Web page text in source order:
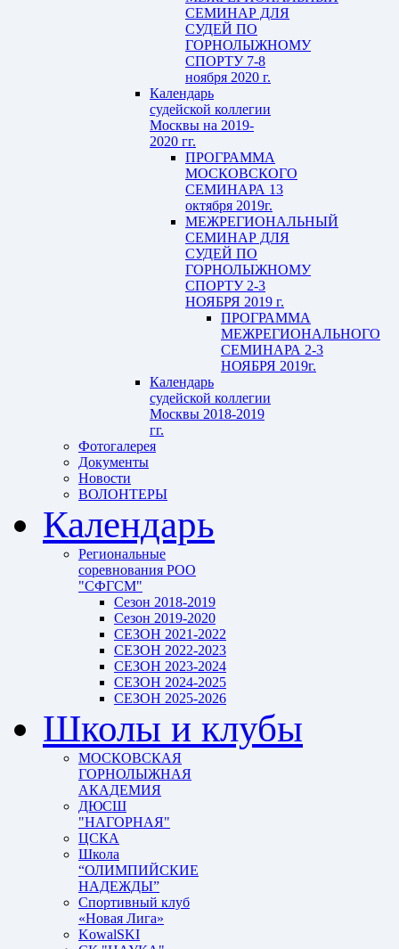
СЕМИНАР ДЛЯ
СУДЕЙ ПО
ГОРНОЛЫЖНОМУ
СПОРТУ 7-8
ноября 2020 г.
Календарь
судейской коллегии
Москвы на 2019-
2020 гг.
ПРОГРАММА
МОСКОВСКОГО
СЕМИНАРА 13
октября 2019г.
МЕЖРЕГИОНАЛЬНЫЙ
СЕМИНАР ДЛЯ
СУДЕЙ ПО
ГОРНОЛЫЖНОМУ
СПОРТУ 2-3
НОЯБРЯ 2019 г.
ПРОГРАММА
МЕЖРЕГИОНАЛЬНОГО
СЕМИНАРА 2-3
НОЯБРЯ 2019г.
Календарь
судейской коллегии
Москвы 2018-2019
гг.
Фотогалерея
Документы
Новости
ВОЛОНТЕРЫ
Календарь
Региональные
соревнования РОО
"СФГСМ"
Сезон 2018-2019
Сезон 2019-2020
СЕЗОН 2021-2022
СЕЗОН 2022-2023
СЕЗОН 2023-2024
СЕЗОН 2024-2025
СЕЗОН 2025-2026
Школы и клубы
МОСКОВСКАЯ
ГОРНОЛЫЖНАЯ
АКАДЕМИЯ
ДЮСШ
"НАГОРНАЯ"
ЦСКА
Школа
“ОЛИМПИЙСКИЕ
НАДЕЖДЫ”
Спортивный клуб
«Новая Лига»
KowalSKI